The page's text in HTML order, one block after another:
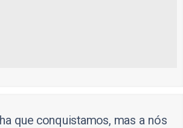
que conquistamos, mas a nós